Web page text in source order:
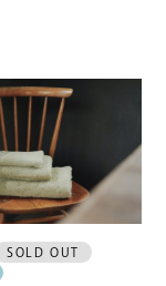
SOLD OUT